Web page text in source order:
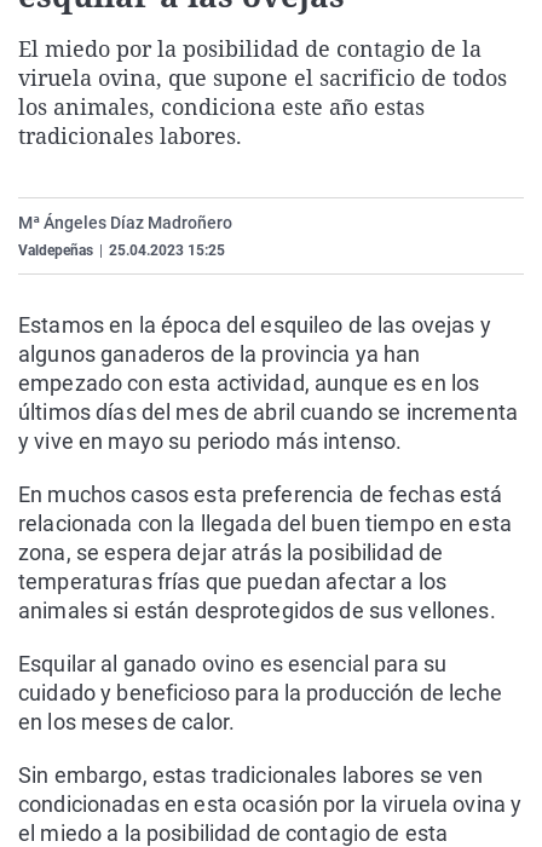
Gente viajera
Como el perro y el
Retornados
Equipo de
Galicia
La Rioja
Televisión
Elecciones
El miedo por la posibilidad de contagio de la
viruela ovina, que supone el sacrificio de todos
los animales, condiciona este año estas
tradicionales labores.
Mª Ángeles Díaz Madroñero
Valdepeñas 25.04.2023 15:25
Estamos en la época del esquileo de las ovejas y
algunos ganaderos de la provincia ya han
empezado con esta actividad, aunque es en los
últimos días del mes de abril cuando se incrementa
y vive en mayo su periodo más intenso.
En muchos casos esta preferencia de fechas está
relacionada con la llegada del buen tiempo en esta
zona, se espera dejar atrás la posibilidad de
temperaturas frías que puedan afectar a los
animales si están desprotegidos de sus vellones.
Esquilar al ganado ovino es esencial para su
cuidado y beneficioso para la producción de leche
en los meses de calor.
Sin embargo, estas tradicionales labores se ven
condicionadas en esta ocasión por la viruela ovina y
el miedo a la posibilidad de contagio de esta